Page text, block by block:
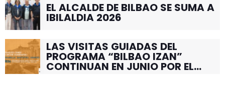
EL ALCALDE DE BILBAO SE SUMA A
IBILALDIA 2026
LAS VISITAS GUIADAS DEL
PROGRAMA “BILBAO IZAN”
CONTINUAN EN JUNIO POR EL